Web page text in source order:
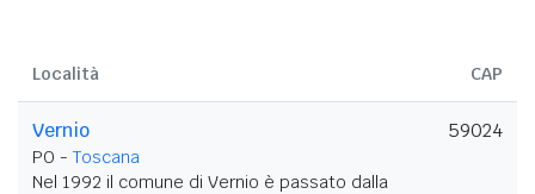
Località CAP
Vernio
PO - Toscana
Nel 1992 il comune di Vernio è passato dalla
59024